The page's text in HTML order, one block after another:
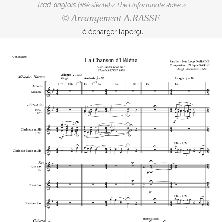
Trad. anglais (18è siècle) « The Unfortunate Rake »
© Arrangement A.RASSE
Télécharger l’aperçu